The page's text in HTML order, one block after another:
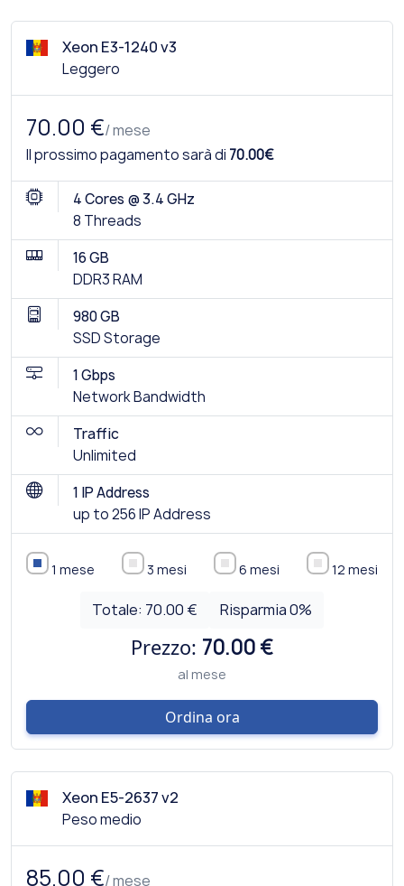
Xeon E3-1240 v3
Leggero
70.00 €/ mese
Il prossimo pagamento sarà di 70.00€
4 Cores @ 3.4 GHz
8 Threads
16 GB
DDR3 RAM
980 GB
SSD Storage
1 Gbps
Network Bandwidth
Traffic
Unlimited
1 IP Address
up to 256 IP Address
1 mese 3 mesi 6 mesi 12 mesi
Totale: 70.00 € Risparmia0%
Prezzo: 70.00 €
al mese
Ordina ora
Xeon E5-2637 v2
Peso medio
85.00 €/ mese